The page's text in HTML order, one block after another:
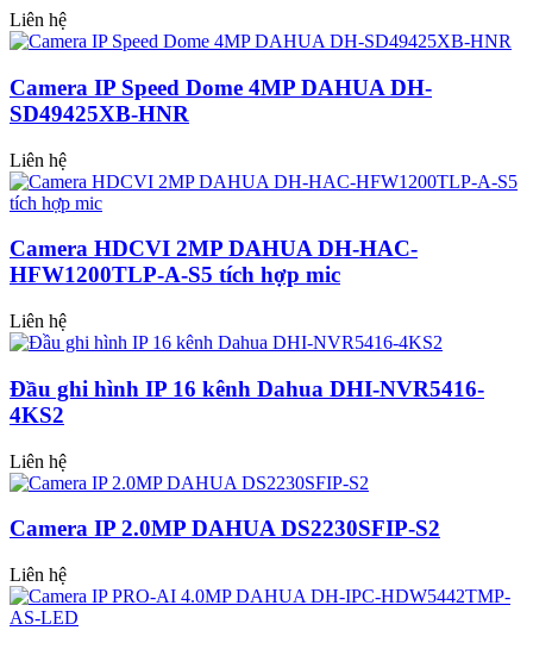
Liên hệ
Camera IP Speed Dome 4MP DAHUA DH-
SD49425XB-HNR
Liên hệ
Camera HDCVI 2MP DAHUA DH-HAC-
HFW1200TLP-A-S5 tích hợp mic
Liên hệ
Đầu ghi hình IP 16 kênh Dahua DHI-NVR5416-
4KS2
Liên hệ
Camera IP 2.0MP DAHUA DS2230SFIP-S2
Liên hệ